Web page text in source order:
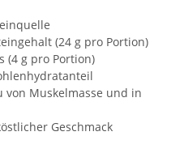
(24 g pro Portion)
(4 g pro Portion)
von Muskelmasse und in
Geschmack